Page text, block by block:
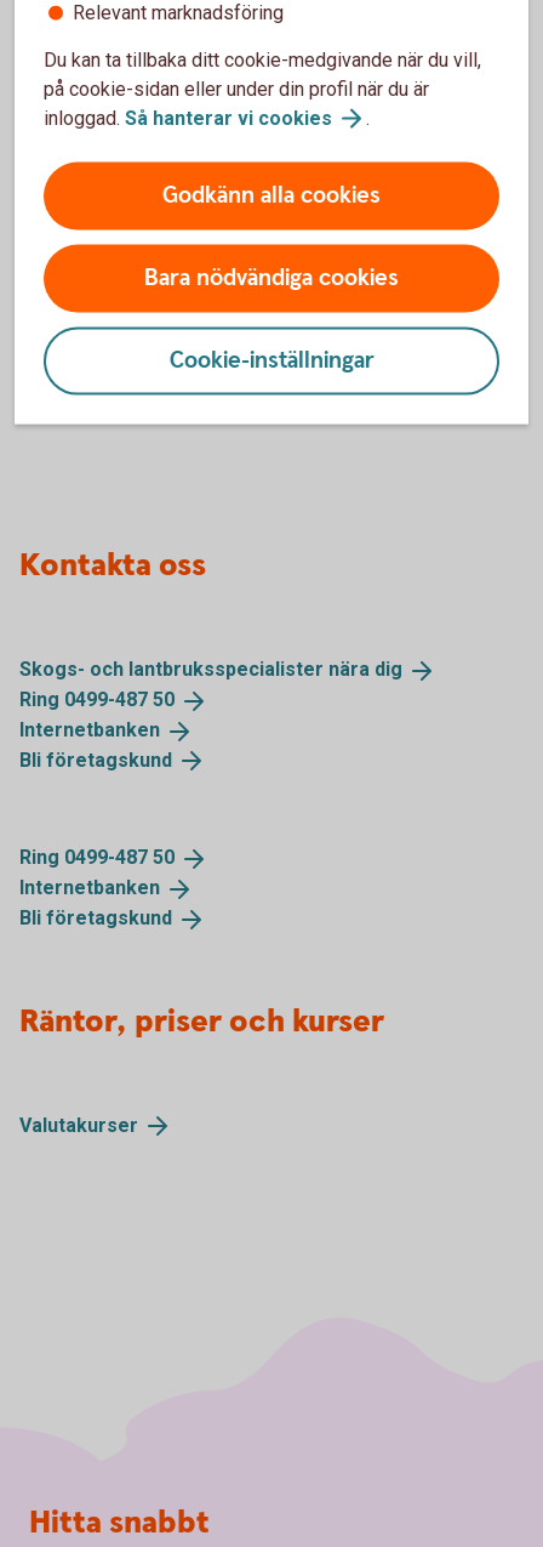
skatterådgivare.
Vill du veta mer om hur du kan
säkra dina EU-ersättningar?
Kontakta din lantbruksansvariga nedan.
Skog- och
lantbruksansvarig
Eftersom stödet betalas ut först i slutet av året, ska du se
till att ha likvida medel på ditt konto i oktober. Tänk också
på den skatteeffekt som kan uppkomma. Tala med din
skatterådgivare.
Kontakta oss
Skogs- och lantbruksspecialister nära dig
Ring 0499-487 50
Internetbanken
Bli företagskund
Ring 0499-487 50
Internetbanken
Bli företagskund
Räntor, priser och kurser
Valutakurser
Relevant marknadsföring
Du kan ta tillbaka ditt cookie-medgivande när du vill,
på cookie-sidan eller under din profil när du är
inloggad. Så hanterar vi cookies .
Godkänn alla cookies
Bara nödvändiga cookies
Cookie-inställningar
Sidfot
Hitta snabbt